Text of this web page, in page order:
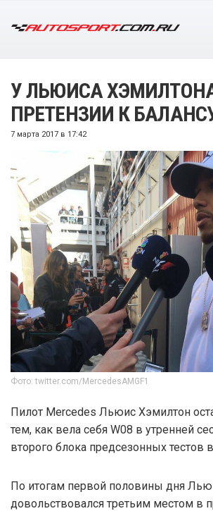
У ЛЬЮИСА
ПРЕТЕНЗИИ К
7 марта 2017 в 17:42
Фото: twitter.com/MercedesAMGF1
Пилот Mercedes Льюис Хэмилтон
тем, как вела себя W08 в утренней
второго блока предсезонных тестов
По итогам первой половины дня
довольствовался третьим местом в